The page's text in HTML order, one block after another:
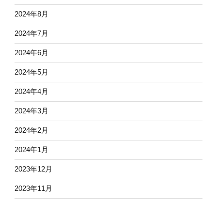
2024年8月
2024年7月
2024年6月
2024年5月
2024年4月
2024年3月
2024年2月
2024年1月
2023年12月
2023年11月